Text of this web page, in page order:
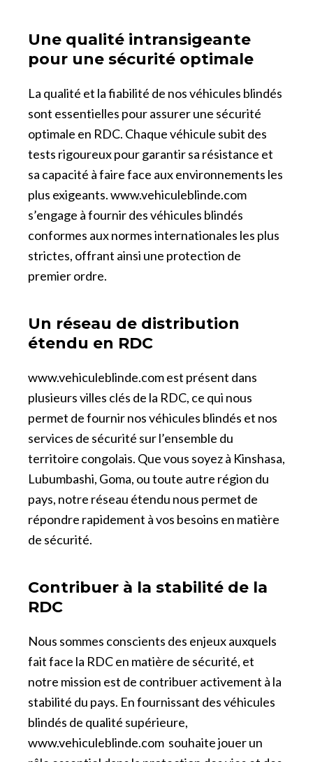
Une qualité intransigeante
pour une sécurité optimale
La qualité et la fiabilité de nos véhicules blindés
sont essentielles pour assurer une sécurité
optimale en RDC. Chaque véhicule subit des
tests rigoureux pour garantir sa résistance et
sa capacité à faire face aux environnements les
plus exigeants.www.vehiculeblinde.com
s’engage à fournir des véhicules blindés
conformes aux normes internationales les plus
strictes, offrant ainsi une protection de
premier ordre.
Un réseau de distribution
étendu en RDC
www.vehiculeblinde.com est présent dans
plusieurs villes clés de la RDC, ce qui nous
permet de fournir nos véhicules blindés et nos
services de sécurité sur l’ensemble du
territoire congolais. Que vous soyez à Kinshasa,
Lubumbashi, Goma, ou toute autre région du
pays, notre réseau étendu nous permet de
répondre rapidement à vos besoins en matière
de sécurité.
Contribuer à la stabilité de la
RDC
Nous sommes conscients des enjeux auxquels
fait face la RDC en matière de sécurité, et
notre mission est de contribuer activement à la
stabilité du pays. En fournissant des véhicules
blindés de qualité supérieure,
www.vehiculeblinde.com souhaite jouer un